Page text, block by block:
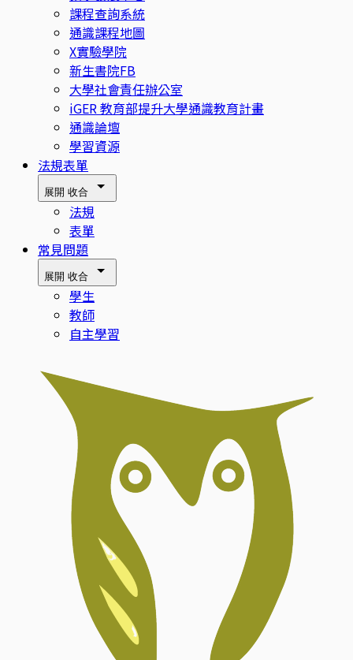
課程查詢系統
通識課程地圖
X實驗學院
新生書院FB
大學社會責任辦公室
iGER 教育部提升大學通識教育計畫
通識論壇
學習資源
法規表單
展開 收合
法規
表單
常見問題
展開 收合
學生
教師
自主學習